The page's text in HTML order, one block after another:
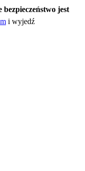
bezpieczeństwo jest
i wyjedź